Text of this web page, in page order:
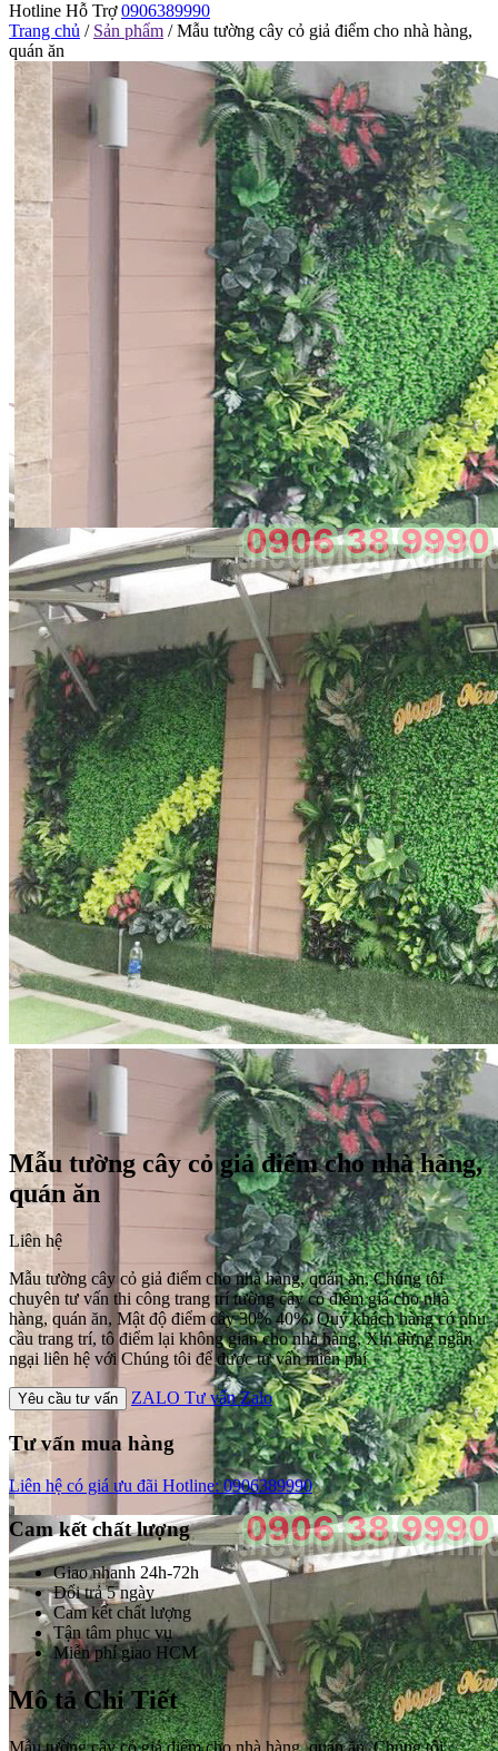
Hotline Hỗ Trợ 0906389990
Trang chủ / Sản phẩm / Mẫu tường cây cỏ giả điểm cho nhà hàng,
quán ăn
Mẫu tường cây cỏ giả điểm cho nhà hàng,
quán ăn
Liên hệ
Mẫu tường cây cỏ giả điểm cho nhà hàng, quán ăn, Chúng tôi
chuyên tư vấn thi công trang trí tường cây cỏ điểm giả cho nhà
hàng, quán ăn, Mật độ điểm cây 30% 40%. Quý khách hàng có nhu
cầu trang trí, tô điểm lại không gian cho nhà hàng, Xin đừng ngần
ngại liên hệ với Chúng tôi để được tư vấn miễn phí
Yêu cầu tư vấn ZALO Tư vấn Zalo
Tư vấn mua hàng
Liên hệ có giá ưu đãi Hotline: 0906389990
Cam kết chất lượng
Giao nhanh 24h-72h
Đổi trả 5 ngày
Cam kết chất lượng
Tận tâm phục vụ
Miễn phí giao HCM
Mô tả Chi Tiết
Mẫu tường cây cỏ giả điểm cho nhà hàng, quán ăn, Chúng tôi